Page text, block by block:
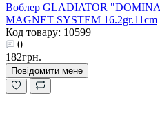
Воблер GLADIATOR
MAGNET SYSTEM 16.2gr.11cm
Код товару: 10599
0
182грн.
Повідомити мене